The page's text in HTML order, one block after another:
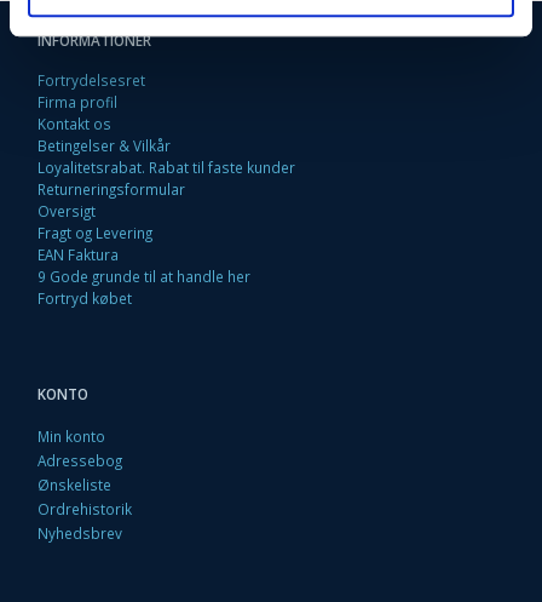
INFORMATIONER
Fortrydelsesret
Firma profil
Kontakt os
Betingelser & Vilkår
Loyalitetsrabat. Rabat til faste kunder
Returneringsformular
Oversigt
Fragt og Levering
EAN Faktura
9 Gode grunde til at handle her
Fortryd købet
KONTO
Min konto
Adressebog
Ønskeliste
Ordrehistorik
Nyhedsbrev